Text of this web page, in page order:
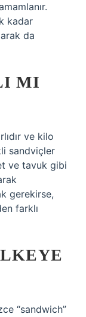
kadar
da
MI
ve kilo
sandviçler
ve tavuk gibi
gerekirse,
farklı
“sandwich”